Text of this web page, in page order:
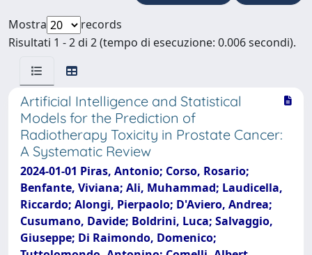
Mostra
records
Risultati 1 - 2 di 2 (tempo di esecuzione: 0.006 secondi).
Artificial Intelligence and Statistical
Models for the Prediction of
Radiotherapy Toxicity in Prostate Cancer:
A Systematic Review
2024-01-01 Piras, Antonio; Corso, Rosario;
Benfante, Viviana; Ali, Muhammad; Laudicella,
Riccardo; Alongi, Pierpaolo; D'Aviero, Andrea;
Cusumano, Davide; Boldrini, Luca; Salvaggio,
Giuseppe; Di Raimondo, Domenico;